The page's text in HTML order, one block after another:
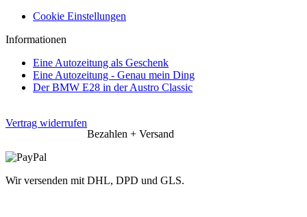
Cookie Einstellungen
Informationen
Eine Autozeitung als Geschenk
Eine Autozeitung - Genau mein Ding
Der BMW E28 in der Austro Classic
Vertrag widerrufen
Bezahlen + Versand
Wir versenden mit DHL, DPD und GLS.